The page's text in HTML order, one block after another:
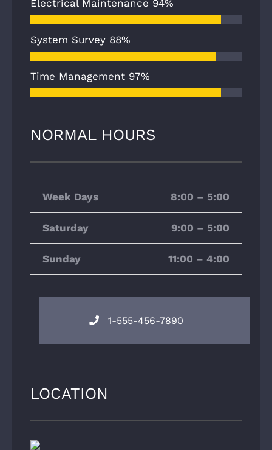
Electrical Maintenance 94%
System Survey 88%
Time Management 97%
NORMAL HOURS
Week Days 8:00 – 5:00
Saturday 9:00 – 5:00
Sunday 11:00 – 4:00
1-555-456-7890
LOCATION